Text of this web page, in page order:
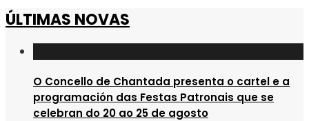
ÚLTIMAS NOVAS
O Concello de Chantada presenta o cartel e a
programación das Festas Patronais que se
celebran do 20 ao 25 de agosto